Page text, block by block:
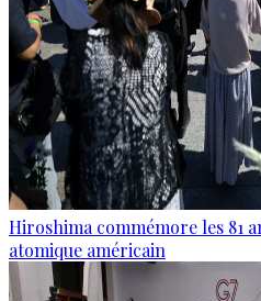
Hiroshima commémore les 81
atomique américain